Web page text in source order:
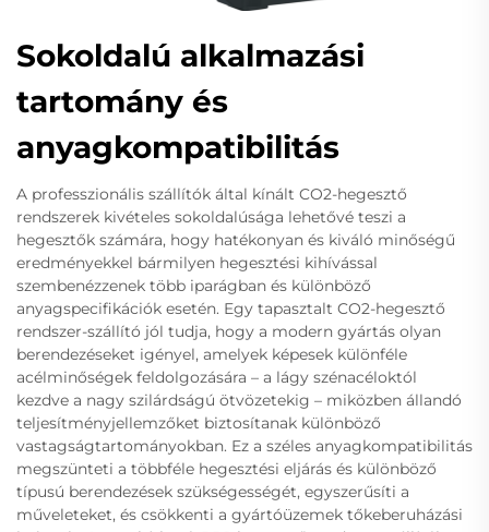
Sokoldalú alkalmazási
tartomány és
anyagkompatibilitás
A professzionális szállítók által kínált CO2-hegesztő
rendszerek kivételes sokoldalúsága lehetővé teszi a
hegesztők számára, hogy hatékonyan és kiváló minőségű
eredményekkel bármilyen hegesztési kihívással
szembenézzenek több iparágban és különböző
anyagspecifikációk esetén. Egy tapasztalt CO2-hegesztő
rendszer-szállító jól tudja, hogy a modern gyártás olyan
berendezéseket igényel, amelyek képesek különféle
acélminőségek feldolgozására – a lágy szénacéloktól
kezdve a nagy szilárdságú ötvözetekig – miközben állandó
teljesítményjellemzőket biztosítanak különböző
vastagságtartományokban. Ez a széles anyagkompatibilitás
megszünteti a többféle hegesztési eljárás és különböző
típusú berendezések szükségességét, egyszerűsíti a
műveleteket, és csökkenti a gyártóüzemek tőkeberuházási